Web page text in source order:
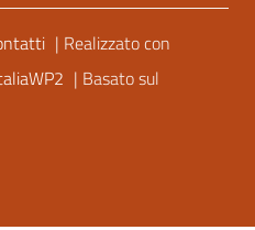
| Realizzato con
| Basato sul